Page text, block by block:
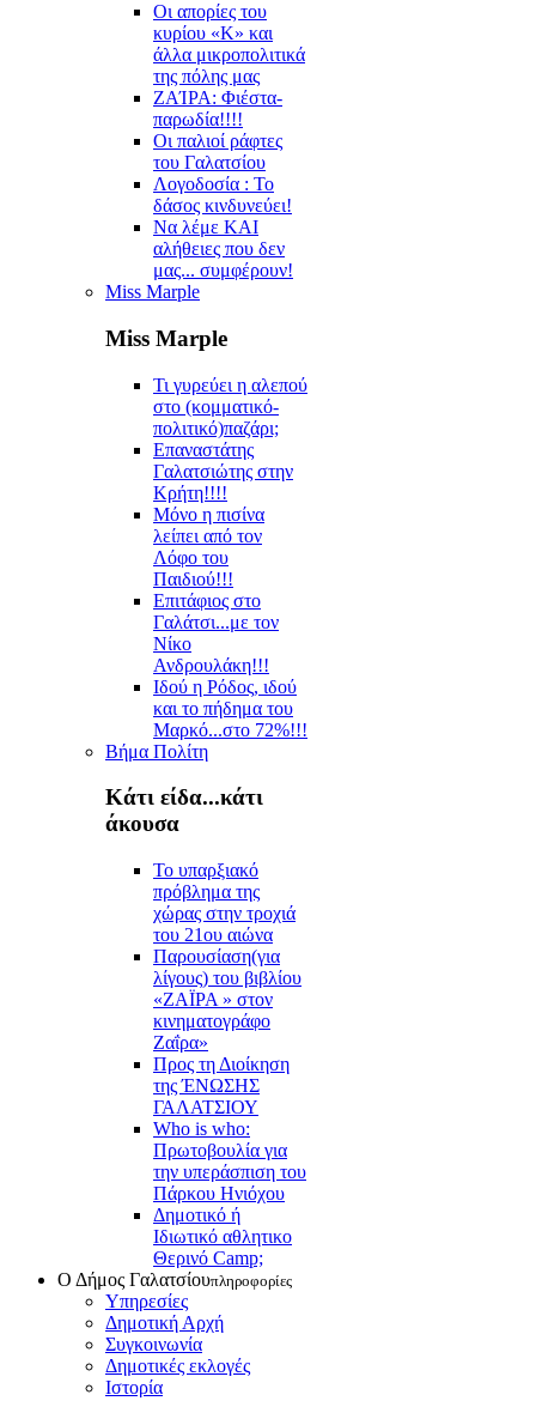
Οι απορίες του
κυρίου «Κ» και
άλλα μικροπολιτικά
της πόλης μας
ZAΊΡΑ: Φιέστα-
παρωδία!!!!
Οι παλιοί ράφτες
του Γαλατσίου
Λογοδοσία : Το
δάσος κινδυνεύει!
Να λέμε ΚΑΙ
αλήθειες που δεν
μας... συμφέρουν!
Miss Marple
Miss Marple
Τι γυρεύει η αλεπού
στο (κομματικό-
πολιτικό)παζάρι;
Επαναστάτης
Γαλατσιώτης στην
Κρήτη!!!!
Μόνο η πισίνα
λείπει από τον
Λόφο του
Παιδιού!!!
Επιτάφιος στο
Γαλάτσι...με τον
Νίκο
Ανδρουλάκη!!!
Ιδού η Ρόδος, ιδού
και το πήδημα του
Μαρκό...στο 72%!!!
Βήμα Πολίτη
Κάτι είδα...κάτι
άκουσα
Το υπαρξιακό
πρόβλημα της
χώρας στην τροχιά
του 21ου αιώνα
Παρουσίαση(για
λίγους) του βιβλίου
«ΖΑΪΡΑ » στον
κινηματογράφο
Ζαΐρα»
Προς τη Διοίκηση
της ΈΝΩΣΗΣ
ΓΑΛΑΤΣΙΟΥ
Who is who:
Πρωτοβουλία για
την υπεράσπιση του
Πάρκου Ηνιόχου
Δημοτικό ή
Ιδιωτικό αθλητικο
Θερινό Camp;
Ο Δήμος Γαλατσίουπληροφορίες
Υπηρεσίες
Δημοτική Αρχή
Συγκοινωνία
Δημοτικές εκλογές
Ιστορία